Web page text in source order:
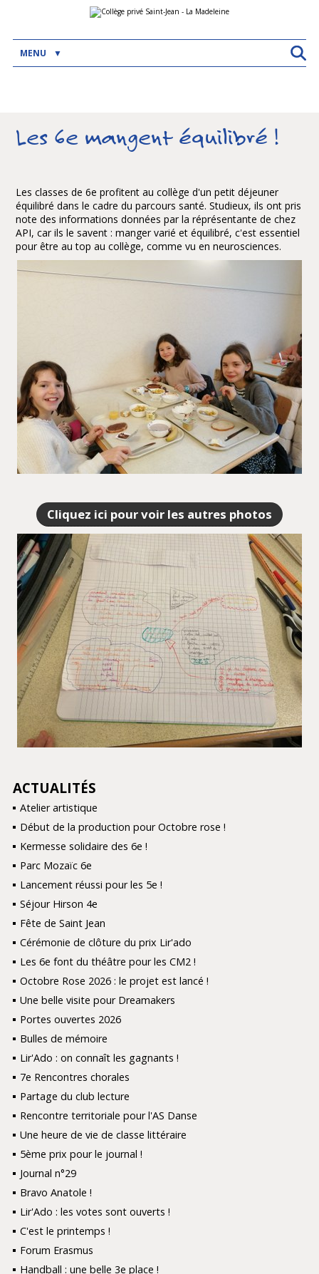
|
AllerMENU
Les 6e mangent équilibré !
Les classes de 6e profitent au collège d'un petit déjeuner
équilibré dans le cadre du parcours santé. Studieux, ils ont pris
note des informations données par la réprésentante de chez
API, car ils le savent : manger varié et équilibré, c'est essentiel
pour être au top au collège, comme vu en neurosciences.
Cliquez ici pour voir les autres photos
NAVIGATION
ACTUALITÉS
Atelier artistique
Début de la production pour Octobre rose !
Kermesse solidaire des 6e !
Parc Mozaïc 6e
Lancement réussi pour les 5e !
Séjour Hirson 4e
Fête de Saint Jean
Cérémonie de clôture du prix Lir'ado
Les 6e font du théâtre pour les CM2 !
Octobre Rose 2026 : le projet est lancé !
Une belle visite pour Dreamakers
Portes ouvertes 2026
Bulles de mémoire
Lir'Ado : on connaît les gagnants !
7e Rencontres chorales
Partage du club lecture
Rencontre territoriale pour l'AS Danse
Une heure de vie de classe littéraire
5ème prix pour le journal !
Journal n°29
Bravo Anatole !
Lir'Ado : les votes sont ouverts !
C'est le printemps !
Forum Erasmus
Handball : une belle 3e place !